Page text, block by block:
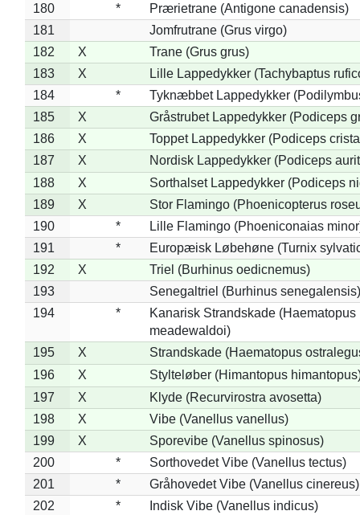
180
*
Prærietrane (Antigone canadensis)
181
Jomfrutrane (Grus virgo)
182
X
Trane (Grus grus)
183
X
Lille Lappedykker (Tachybaptus
184
*
Tyknæbbet Lappedykker
185
X
Gråstrubet Lappedykker (Podiceps
186
X
Toppet Lappedykker (Podiceps
187
X
Nordisk Lappedykker (Podiceps
188
X
Sorthalset Lappedykker (Podiceps
189
X
Stor Flamingo (Phoenicopterus
190
*
Lille Flamingo (Phoeniconaias
191
*
Europæisk Løbehøne (Turnix
192
X
Triel (Burhinus oedicnemus)
193
Senegaltriel (Burhinus senegalensis)
194
*
Kanarisk Strandskade (Haematopus
meadewaldoi)
195
X
Strandskade (Haematopus
196
X
Stylteløber (Himantopus
197
X
Klyde (Recurvirostra avosetta)
198
X
Vibe (Vanellus vanellus)
199
X
Sporevibe (Vanellus spinosus)
200
*
Sorthovedet Vibe (Vanellus tectus)
201
*
Gråhovedet Vibe (Vanellus cinereus)
202
*
Indisk Vibe (Vanellus indicus)